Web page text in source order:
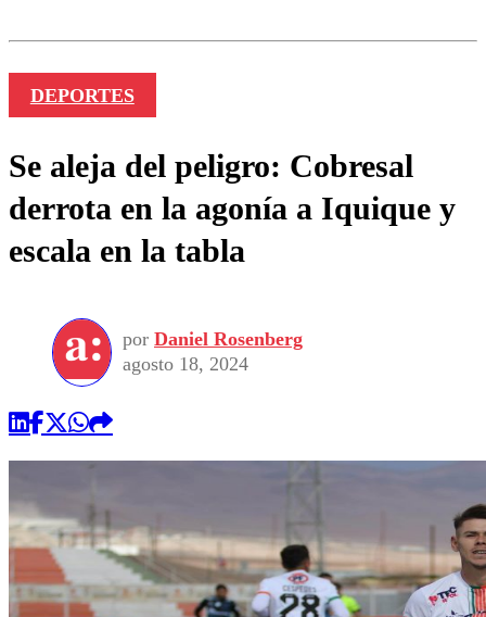
DEPORTES
Se aleja del peligro: Cobresal
derrota en la agonía a Iquique y
escala en la tabla
por Daniel Rosenberg
agosto 18, 2024